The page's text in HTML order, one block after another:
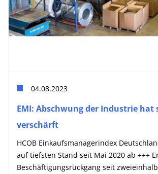
04.08.2023
EMI: Abschwung der Industrie hat
verschärft
HCOB Einkaufsmanagerindex
auf tiefsten Stand seit Mai 2020 ab +++
Beschäftigungsrückgang seit